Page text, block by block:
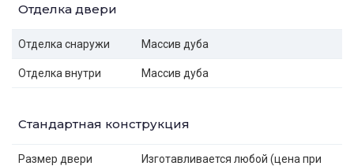
Отделка двери
Отделка снаружи Массив дуба
Отделка внутри Массив дуба
Стандартная конструкция
Размер двери
Изготавливается любой (цена при